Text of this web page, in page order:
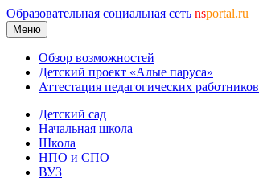
Образовательная социальная сеть nsportal.ru
Меню
Обзор возможностей
Детский проект «Алые паруса»
Аттестация педагогических работников
Детский сад
Начальная школа
Школа
НПО и СПО
ВУЗ